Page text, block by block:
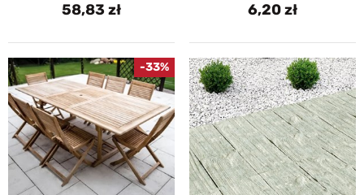
58,83 6,20
-33%